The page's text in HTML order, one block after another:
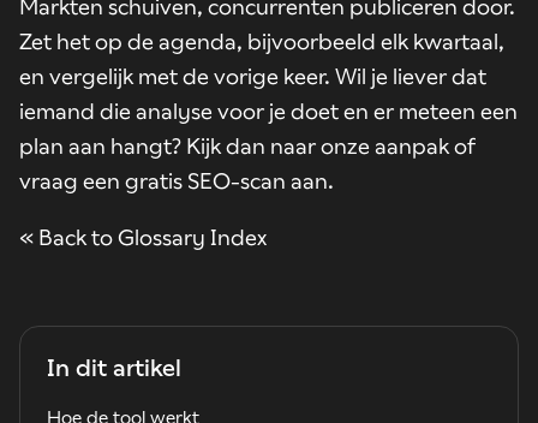
Markten schuiven, concurrenten publiceren door.
Zet het op de agenda, bijvoorbeeld elk kwartaal,
en vergelijk met de vorige keer. Wil je liever dat
iemand die analyse voor je doet en er meteen een
plan aan hangt? Kijk dan naar onze aanpakof
vraag een gratis SEO-scan aan.
« Back to Glossary Index
In dit artikel
Hoe de tool werkt